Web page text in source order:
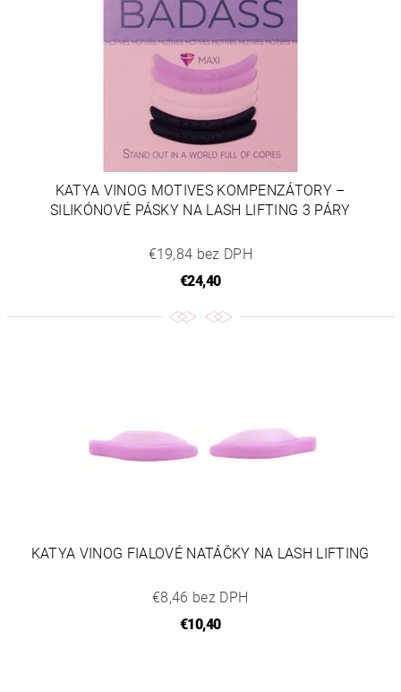
KATYA VINOG MOTIVES KOMPENZÁTORY –
SILIKÓNOVÉ PÁSKY NA LASH LIFTING 3 PÁRY
€19,84 bez DPH
€24,40
KATYA VINOG FIALOVÉ NATÁČKY NA LASH LIFTING
€8,46 bez DPH
€10,40